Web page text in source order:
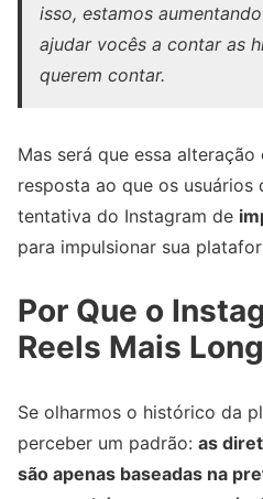
isso, estamos
ajudar vocês a contar as
querem contar.
Mas será que essa alteração
resposta ao que os usuários
tentativa do Instagram de
para impulsionar sua
Por Que o
Reels Mais
Se olharmos o histórico da
perceber um padrão: as
são apenas baseadas na